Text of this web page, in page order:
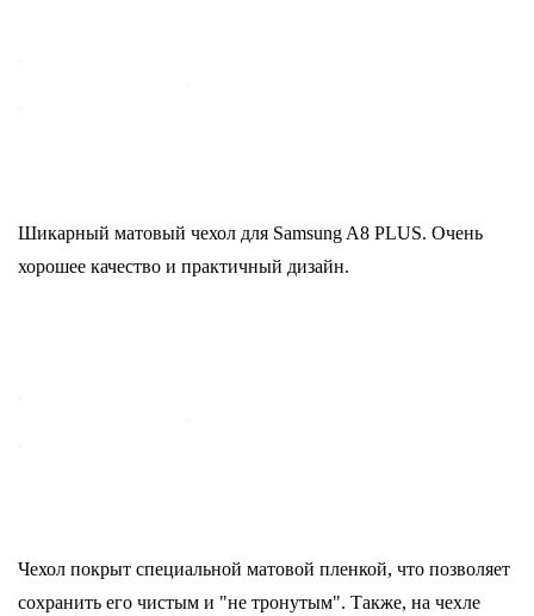
Шикарный матовый чехол для Samsung A8 PLUS. Очень
хорошее качество и практичный дизайн.
Чехол покрыт специальной матовой пленкой, что позволяет
сохранить его чистым и "не тронутым". Также, на чехле